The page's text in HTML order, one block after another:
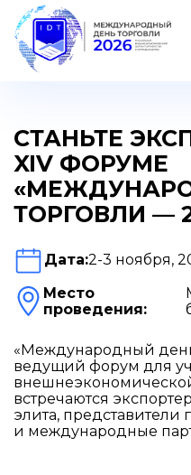
Skip
content
СТАНЬТЕ
XIV ФОРУМЕ
ТОРГОВЛИ —
Дата:2-3 ноября,
Место
проведения:
«Международный
ведущий форум для
встречаются
элита, представители
и международные